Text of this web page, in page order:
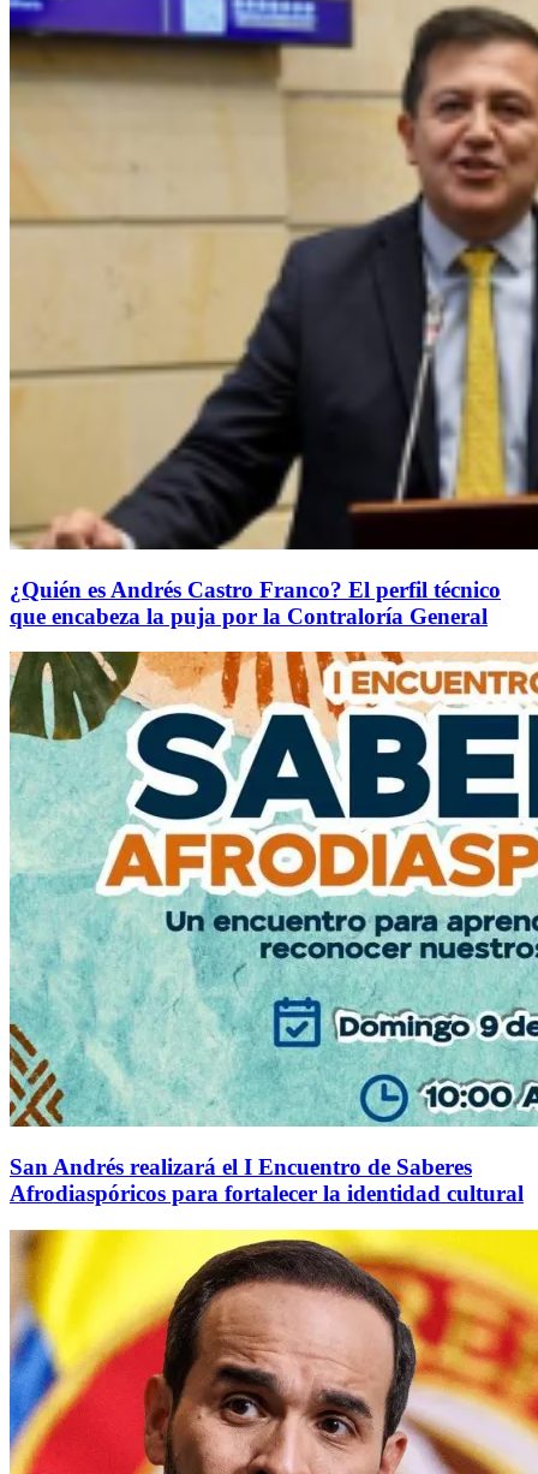
¿Quién es Andrés Castro Franco? El perfil técnico
que encabeza la puja por la Contraloría General
San Andrés realizará el I Encuentro de Saberes
Afrodiaspóricos para fortalecer la identidad cultural